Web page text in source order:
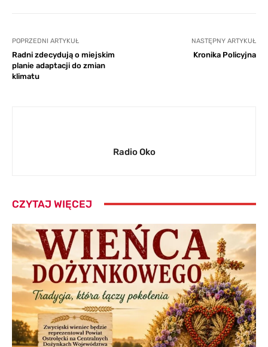
POPRZEDNI ARTYKUŁ
Radni zdecydują o miejskim
planie adaptacji do zmian
klimatu
NASTĘPNY ARTYKUŁ
Kronika Policyjna
Radio Oko
CZYTAJ WIĘCEJ